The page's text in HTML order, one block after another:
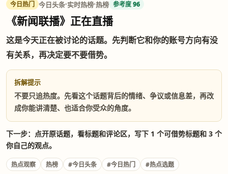
今日热门 今日头条·实时热榜·热榜 参考度 96
《新闻联播》正在直播
这是今天正在被讨论的话题。先判断它和你的账号方向有没
有关系，再决定要不要借势。
拆解提示
不要只追热度。先看这个话题背后的情绪、争议或信息差，再改
成你能讲清楚、也适合你受众的角度。
下一步：点开原话题，看标题和评论区，写下 1 个可借势标题和 3 个
你自己的观点。
热点观察 热榜 #今日头条 #今日热门 #热点选题